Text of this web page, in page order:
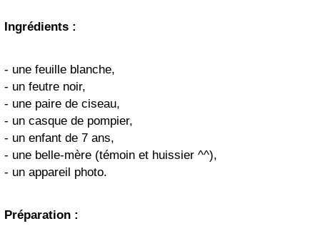
Ingrédients :
- une feuille blanche,
- un feutre noir,
- une paire de ciseau,
- un casque de pompier,
- un enfant de 7 ans,
- une belle-mère (témoin et huissier ^^),
- un appareil photo.
Préparation :